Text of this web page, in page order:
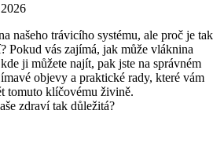
našeho trávicího systému, ale proč je tak
Pokud vás zajímá, jak může vláknina
ji můžete najít, pak jste na správném
objevy a praktické rady, které vám
tomuto klíčovému živině.